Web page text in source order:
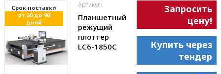
Cрок поставки
от 30 до 90
дней
Артикул:
Планшетный
режущий
плоттер
LC6-1850С
Запросить
цену!
Купить через
тендер